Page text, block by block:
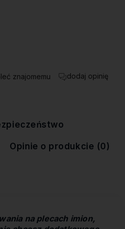
znajomemu dodaj opinię
Cena nie zawiera ewentualnych
Opinie o produkcie (0)
na plecach imion,